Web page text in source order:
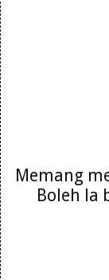
Memang
Boleh la